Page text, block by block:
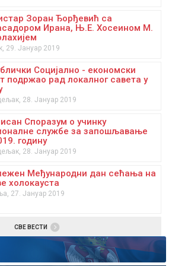
и занемаривања
са инвалидитетом
рада
и инвалидско осигурање
Зоран Ђорђевић са
Ирана, Њ.Е. Хосеином М.
29. Јануар 2019
Социјално - економски
подржао рад локалног савета у
28. Јануар 2019
Споразум о учинку
службе за запошљавање
годину
28. Јануар 2019
Међународни дан сећања на
холокауста
27. Јануар 2019
СВЕ ВЕСТИ